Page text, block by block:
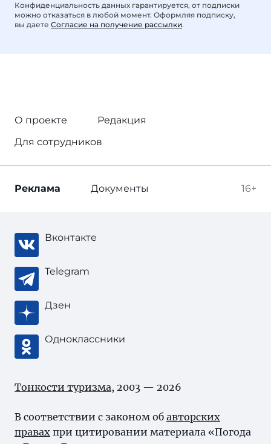
Конфиденциальность данных гарантируется, от подписки
можно отказаться в любой момент. Оформляя подписку,
вы даете Согласие на получение рассылки.
О проекте
Редакция
Для сотрудников
16+
Реклама Документы
Вконтакте
Telegram
Дзен
Одноклассники
Тонкости туризма, 2003 — 2026
В соответствии с законом об авторских
правах при цитировании материала «Погода